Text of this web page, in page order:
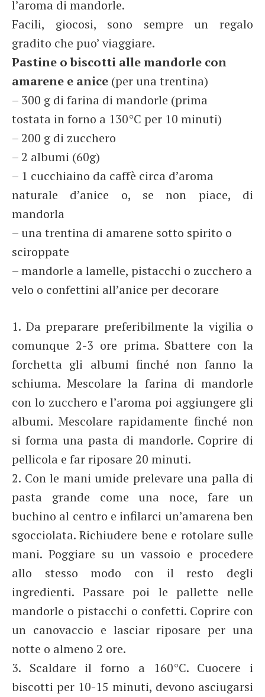
l’aroma di mandorle.
Facili, giocosi, sono sempre un regalo
gradito che puo’ viaggiare.
Pastine o biscotti alle mandorle con
amarene e anice (per una trentina)
– 300 g di farina di mandorle (prima
tostata in forno a 130°C per 10 minuti)
– 200 g di zucchero
– 2 albumi (60g)
– 1 cucchiaino da caffè circa d’aroma
naturale d’anice o, se non piace, di
mandorla
– una trentina di amarene sotto spirito o
sciroppate
– mandorle a lamelle, pistacchi o zucchero a
velo o confettini all’anice per decorare
1. Da preparare preferibilmente la vigilia o
comunque 2-3 ore prima. Sbattere con la
forchetta gli albumi finché non fanno la
schiuma. Mescolare la farina di mandorle
con lo zucchero e l’aroma poi aggiungere gli
albumi. Mescolare rapidamente finché non
si forma una pasta di mandorle. Coprire di
pellicola e far riposare 20 minuti.
2. Con le mani umide prelevare una palla di
pasta grande come una noce, fare un
buchino al centro e infilarci un’amarena ben
sgocciolata. Richiudere bene e rotolare sulle
mani. Poggiare su un vassoio e procedere
allo stesso modo con il resto degli
ingredienti. Passare poi le pallette nelle
mandorle o pistacchi o confetti. Coprire con
un canovaccio e lasciar riposare per una
notte o almeno 2 ore.
3. Scaldare il forno a 160°C. Cuocere i
biscotti per 10-15 minuti, devono asciugarsi